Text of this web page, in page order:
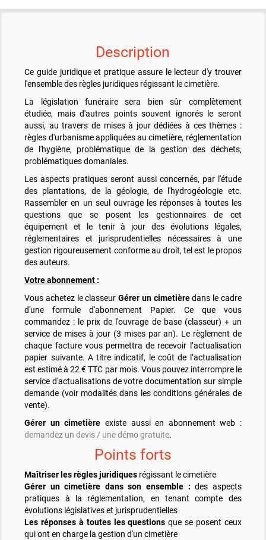
Description
Ce guide juridique et pratique assure le lecteur d'y trouver
l'ensemble des règles juridiques régissant le cimetière.
La législation funéraire sera bien sûr complètement
étudiée, mais d'autres points souvent ignorés le seront
aussi, au travers de mises à jour dédiées à ces thèmes :
règles d'urbanisme appliquées au cimetière, réglementation
de l'hygiène, problématique de la gestion des déchets,
problématiques domaniales.
Les aspects pratiques seront aussi concernés, par l'étude
des plantations, de la géologie, de l'hydrogéologie etc.
Rassembler en un seul ouvrage les réponses à toutes les
questions que se posent les gestionnaires de cet
équipement et le tenir à jour des évolutions légales,
réglementaires et jurisprudentielles nécessaires à une
gestion rigoureusement conforme au droit, tel est le propos
des auteurs.
Votre abonnement :
Vous achetez le classeurGérer un cimetièredans le cadre
d'une formule d'abonnement Papier. Ce que vous
commandez : le prix de l'ouvrage de base (classeur) + un
service de mises à jour (3 mises par an). Le règlement de
chaque facture vous permettra de recevoir l’actualisation
papier suivante. A titre indicatif, le coût de l’actualisation
est estimé à 22 € TTC par mois. Vous pouvez interrompre le
service d'actualisations de votre documentation sur simple
demande (voir modalités dans les conditions générales de
vente).
Gérer un cimetière existe aussi en abonnement web :
demandez un devis / une démo gratuite.
Points forts
Maîtriser les règles juridiques régissant le cimetière
Gérer un cimetière dans son ensemble :des aspects
pratiques à la réglementation, en tenant compte des
évolutions législatives et jurisprudentielles
Les réponses à toutes les questionsque se posent ceux
qui ont en charge la gestion d'un cimetière